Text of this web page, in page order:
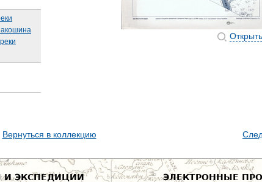
Вернуться в коллекцию
И ЭКСПЕДИЦИИ ЭЛЕКТРОННЫЕ